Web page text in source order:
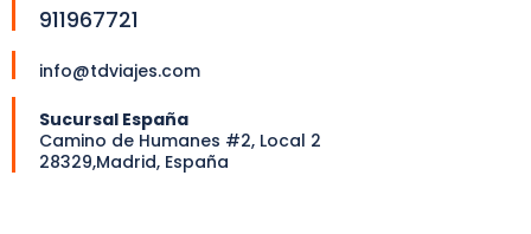
911967721
info@tdviajes.com
Sucursal España
Camino de Humanes #2, Local 2
28329,Madrid, España